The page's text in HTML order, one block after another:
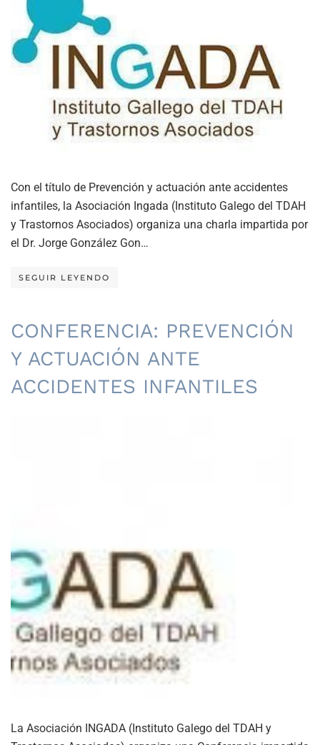
Con el título de Prevención y actuación ante accidentes
infantiles, la Asociación Ingada (Instituto Galego del TDAH
y Trastornos Asociados) organiza una charla impartida por
el Dr. Jorge González Gon…
SEGUIR LEYENDO
CONFERENCIA: PREVENCIÓN
Y ACTUACIÓN ANTE
ACCIDENTES INFANTILES
La Asociación INGADA (Instituto Galego del TDAH y